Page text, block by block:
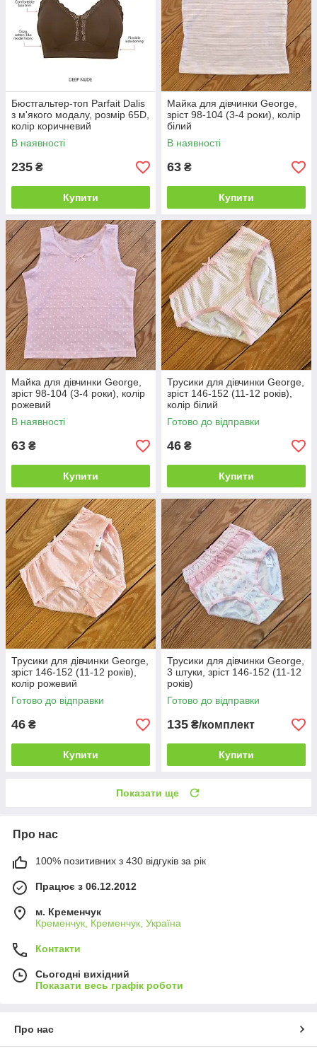
Бюстгальтер-топ Parfait Dalis
з м'якого модалу, розмір 65D,
колір коричневий
В наявності
235 ₴
Купити
Майка для дівчинки George,
зріст 98-104 (3-4 роки), колір
білий
В наявності
63 ₴
Купити
Майка для дівчинки George,
зріст 98-104 (3-4 роки), колір
рожевий
В наявності
63 ₴
Купити
Трусики для дівчинки George,
зріст 146-152 (11-12 років),
колір білий
Готово до відправки
46 ₴
Купити
Трусики для дівчинки George,
зріст 146-152 (11-12 років),
колір рожевий
Готово до відправки
46 ₴
Купити
Трусики для дівчинки George,
3 штуки, зріст 146-152 (11-12
років)
Готово до відправки
135 ₴/комплект
Купити
Показати ще
Про нас
100% позитивних з 430 відгуків за рік
Працює з 06.12.2012
м. Кременчук
Кременчук, Кременчук, Україна
Контакти
Сьогодні вихідний
Показати весь графік роботи
Про нас